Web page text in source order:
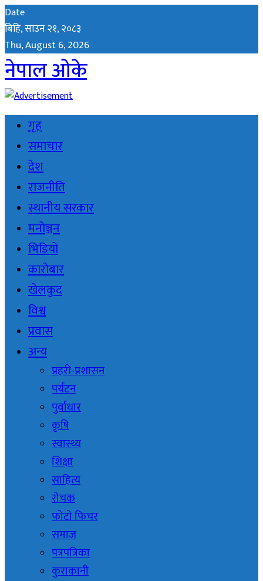
Date
बिहि, साउन २१, २०८३
Thu, August 6, 2026
नेपाल ओके
गृह
समाचार
देश
राजनीति
स्थानीय सरकार
मनोञ्जन
भिडियो
कारोबार
खेलकुद
विश्व
प्रवास
अन्य
प्रहरी-प्रशासन
पर्यटन
पुर्वाधार
कृषि
स्वास्थ्य
शिक्षा
साहित्य
रोचक
फोटो फिचर
समाज
पत्रपत्रिका
कुराकानी